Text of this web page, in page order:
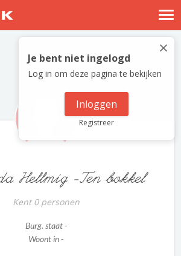
Nostalgische verhalen
Log in
Meld je gratis aan
×
Je bent niet ingelogd
Log in om deze pagina te bekijken
Inloggen
Registreer
Hellmig -Ten bokkel
Kent 0 personen
Burg. staat -
Woont in -